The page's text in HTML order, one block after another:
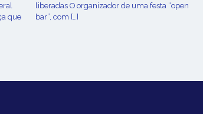
que
liberadas O organizador de uma festa “open
bar”, com […]